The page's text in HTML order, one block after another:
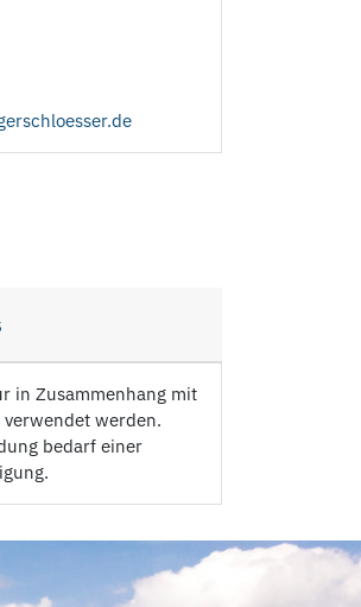
in Zusammenhang mit
werden.
bedarf einer